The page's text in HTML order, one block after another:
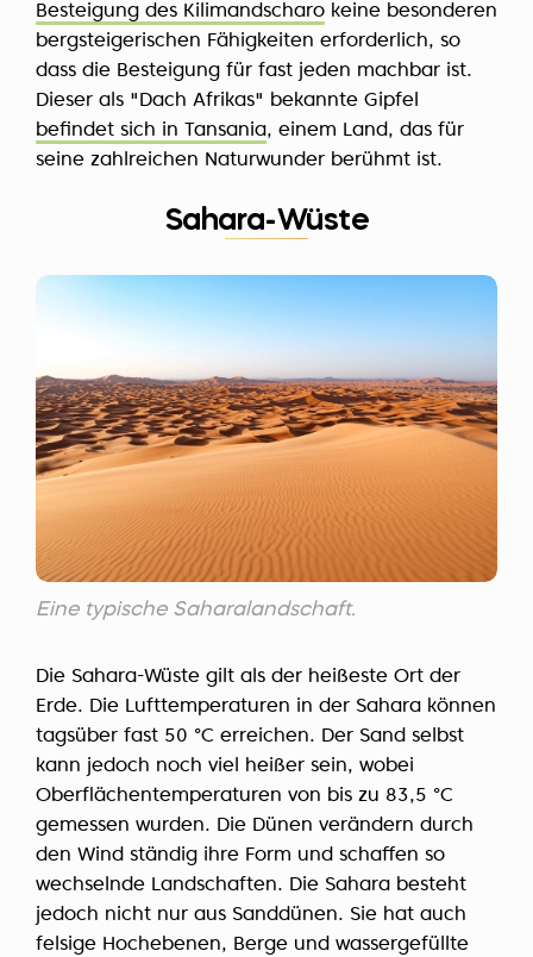
Besteigung des Kilimandscharo keine besonderen
bergsteigerischen Fähigkeiten erforderlich, so
dass die Besteigung für fast jeden machbar ist.
Dieser als "Dach Afrikas" bekannte Gipfel
befindet sich in Tansania, einem Land, das für
seine zahlreichen Naturwunder berühmt ist.
Sahara-Wüste
Eine typische Saharalandschaft.
Die Sahara-Wüste gilt als der heißeste Ort der
Erde. Die Lufttemperaturen in der Sahara können
tagsüber fast 50 °C erreichen. Der Sand selbst
kann jedoch noch viel heißer sein, wobei
Oberflächentemperaturen von bis zu 83,5 °C
gemessen wurden. Die Dünen verändern durch
den Wind ständig ihre Form und schaffen so
wechselnde Landschaften. Die Sahara besteht
jedoch nicht nur aus Sanddünen. Sie hat auch
felsige Hochebenen, Berge und wassergefüllte